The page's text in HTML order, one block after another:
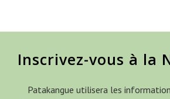
Inscrivez-vous à la
Patakangue utilisera les